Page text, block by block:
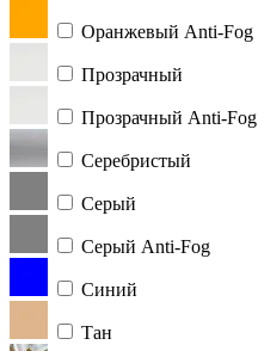
Оранжевый Anti-Fog
Прозрачный
Прозрачный Anti-Fog
Серебристый
Серый
Серый Anti-Fog
Синий
Тан